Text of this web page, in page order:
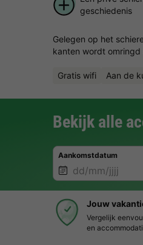
geschiedenis
Gelegen op het
kanten wordt
Gratis wifi Aan de
Bekijk alle
Aankomstdatum
Jouw
Vergelijk
en